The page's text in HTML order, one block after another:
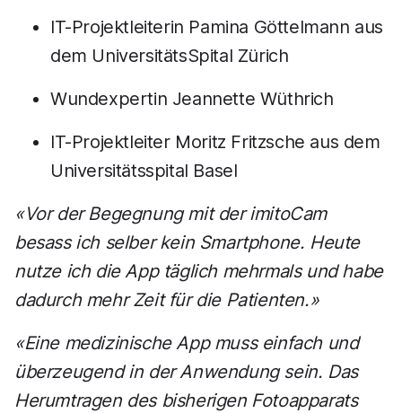
IT-Projektleiterin Pamina Göttelmann aus
dem UniversitätsSpital Zürich
Wundexpertin Jeannette Wüthrich
IT-Projektleiter Moritz Fritzsche aus dem
Universitätsspital Basel
«Vor der Begegnung mit der imitoCam
besass ich selber kein Smartphone. Heute
nutze ich die App täglich mehrmals und habe
dadurch mehr Zeit für die Patienten.»
«Eine medizinische App muss einfach und
überzeugend in der Anwendung sein. Das
Herumtragen des bisherigen Fotoapparats